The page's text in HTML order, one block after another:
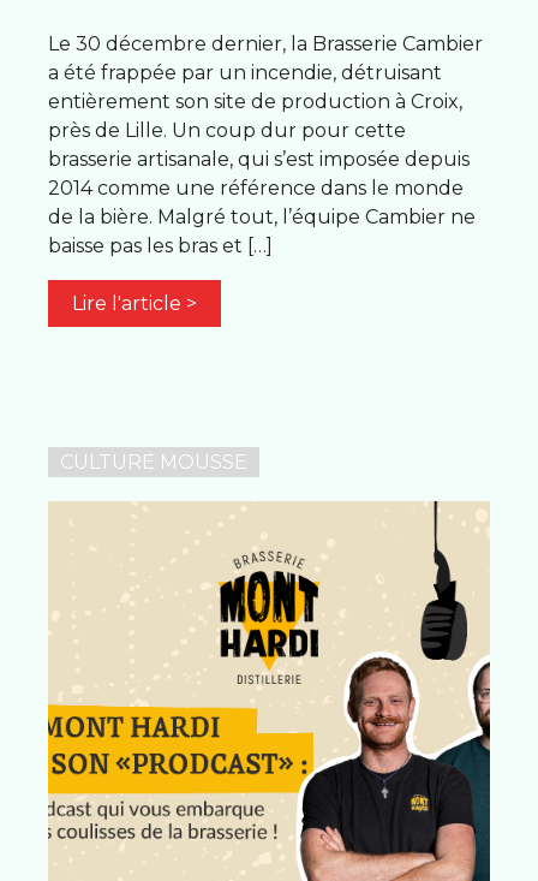
Le 30 décembre dernier, la Brasserie Cambier
a été frappée par un incendie, détruisant
entièrement son site de production à Croix,
près de Lille. Un coup dur pour cette
brasserie artisanale, qui s’est imposée depuis
2014 comme une référence dans le monde
de la bière. Malgré tout, l’équipe Cambier ne
baisse pas les bras et […]
Lire l'article >
CULTURE MOUSSE